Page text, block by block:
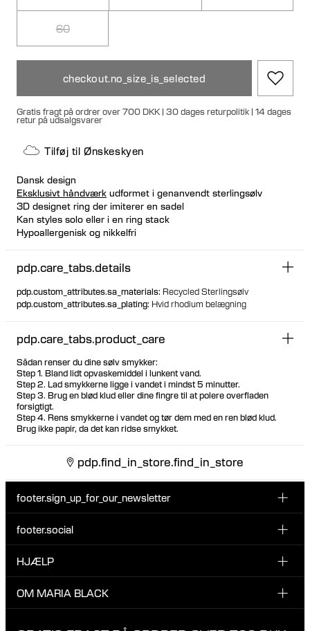
60
checkout.no_size_is_selected
Gratis fragt på ordrer over 700 DKK | 30 dages returpolitik | 14 dages
retur på udsalgsvarer
Tilføj til Ønskeskyen
Dansk design
Eksklusivt håndværk udformet i genanvendt sterlingsølv
3D designet ring der imiterer en sadel
Kan styles solo eller i en ring stack
Hypoallergenisk og nikkelfri
pdp.care_tabs.details
pdp.custom_attributes.sa_materials: Recycled Sterlingsølv
pdp.custom_attributes.sa_plating: Hvid rhodium belægning
pdp.care_tabs.product_care
Sådan renser du dine sølv smykker:
Step 1. Bland lidt opvaskemiddel i lunkent vand.
Step 2. Lad smykkerne ligge i vandet i mindst 5 minutter.
Step 3. Brug en blød klud eller dine fingre til at polere overfladen
forsigtigt.
Step 4. Rens smykkerne i vandet og tør dem med en ren blød klud.
Brug ikke papir, da det kan ridse smykket.
pdp.find_in_store.find_in_store
footer.sign_up_for_our_newsletter
Tilmeld dig vores nyhedsbrev og vær den første til at blive
nyheder fra Maria Black.
footer.social
INSTAGRAM
TIKTOK
HJÆLP
KUNDESERVICE & KONTAKT
OM MARIA BLACK